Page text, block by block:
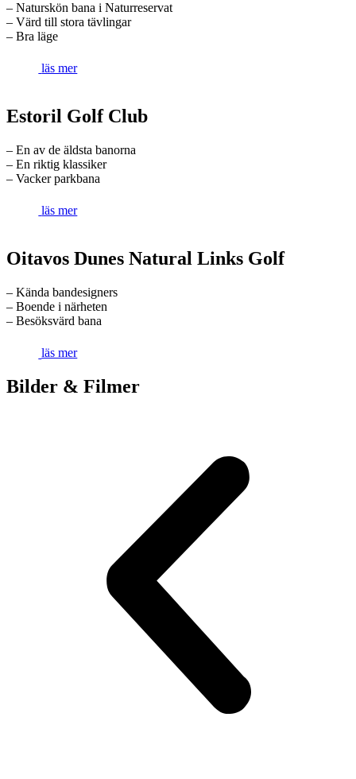
– Naturskön bana i Naturreservat
– Värd till stora tävlingar
– Bra läge
läs mer
Estoril Golf Club
– En av de äldsta banorna
– En riktig klassiker
– Vacker parkbana
läs mer
Oitavos Dunes Natural Links Golf
– Kända bandesigners
– Boende i närheten
– Besöksvärd bana
läs mer
Bilder & Filmer